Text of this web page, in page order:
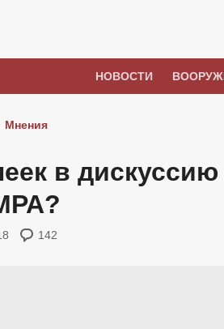
НОВОСТИ
Мнения
в
142